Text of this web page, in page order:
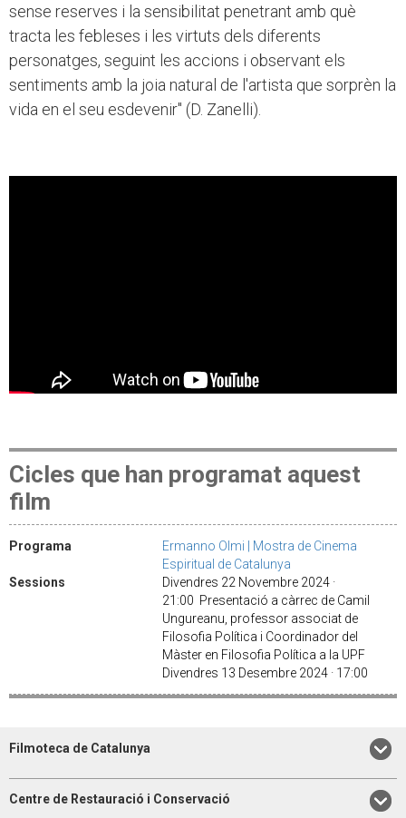
sense reserves i la sensibilitat penetrant amb què
tracta les febleses i les virtuts dels diferents
personatges, seguint les accions i observant els
sentiments amb la joia natural de l'artista que sorprèn la
vida en el seu esdevenir" (D. Zanelli).
Cicles que han programat aquest
film
Programa
Ermanno Olmi | Mostra de Cinema
Espiritual de Catalunya
Sessions
Divendres 22 Novembre 2024 ·
21:00 Presentació a càrrec de Camil
Ungureanu, professor associat de
Filosofia Política i Coordinador del
Màster en Filosofia Política a la UPF
Divendres 13 Desembre 2024 · 17:00
Filmoteca de Catalunya
Centre de Restauració i Conservació